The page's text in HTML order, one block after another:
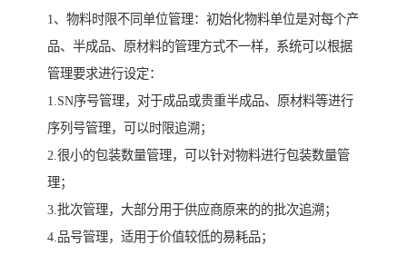
1、物料时限不同单位管理：初始化物料单位是对每个产
品、半成品、原材料的管理方式不一样，系统可以根据
管理要求进行设定：
1.SN序号管理，对于成品或贵重半成品、原材料等进行
序列号管理，可以时限追溯；
2.很小的包装数量管理，可以针对物料进行包装数量管
理；
3.批次管理，大部分用于供应商原来的的批次追溯；
4.品号管理，适用于价值较低的易耗品；